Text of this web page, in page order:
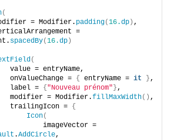
(
= Modifier.
padding(16.dp ) ,
=
spacedBy(16.dp )
(
value = entryName,
onValueChange =
{ entryName = it },
label =
{ "Nouveau prénom" },
modifier = Modifier.
fillMaxWidth() ,
trailingIcon =
{
Icon(
imageVector =
.AddCircle,